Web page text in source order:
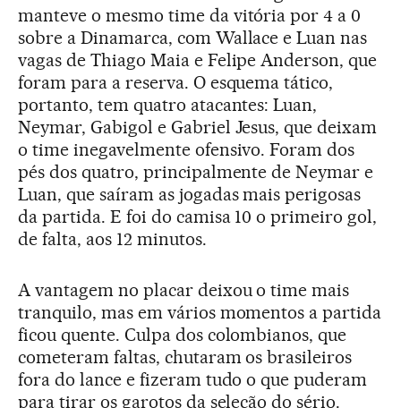
manteve o mesmo time da vitória por 4 a 0
sobre a Dinamarca, com Wallace e Luan nas
vagas de Thiago Maia e Felipe Anderson, que
foram para a reserva. O esquema tático,
portanto, tem quatro atacantes: Luan,
Neymar, Gabigol e Gabriel Jesus, que deixam
o time inegavelmente ofensivo. Foram dos
pés dos quatro, principalmente de Neymar e
Luan, que saíram as jogadas mais perigosas
da partida. E foi do camisa 10 o primeiro gol,
de falta, aos 12 minutos.
A vantagem no placar deixou o time mais
tranquilo, mas em vários momentos a partida
ficou quente. Culpa dos colombianos, que
cometeram faltas, chutaram os brasileiros
fora do lance e fizeram tudo o que puderam
para tirar os garotos da seleção do sério.